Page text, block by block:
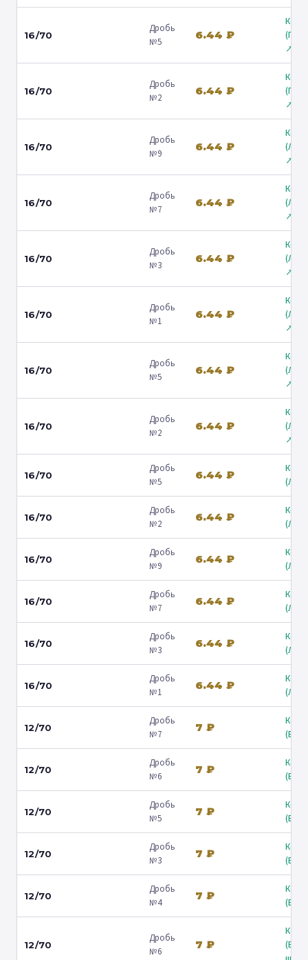
16/70
Дробь
№5
6.44 ₽
↗
16/70
Дробь
№2
6.44 ₽
↗
16/70
Дробь
№9
6.44 ₽
↗
16/70
Дробь
№7
6.44 ₽
↗
16/70
Дробь
№3
6.44 ₽
↗
16/70
Дробь
№1
6.44 ₽
↗
16/70
Дробь
№5
6.44 ₽
↗
16/70
Дробь
№2
6.44 ₽
↗
16/70
Дробь
№5
6.44 ₽
16/70
Дробь
№2
6.44 ₽
16/70
Дробь
№9
6.44 ₽
16/70
Дробь
№7
6.44 ₽
16/70
Дробь
№3
6.44 ₽
16/70
Дробь
№1
6.44 ₽
12/70
Дробь
№7
7 ₽
12/70
Дробь
№6
7 ₽
12/70
Дробь
№5
7 ₽
12/70
Дробь
№3
7 ₽
12/70
Дробь
№4
7 ₽
12/70
Дробь
№6
7 ₽